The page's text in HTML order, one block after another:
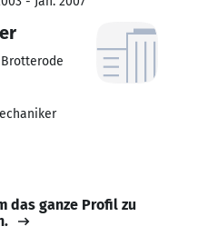
das ganze Profil zu